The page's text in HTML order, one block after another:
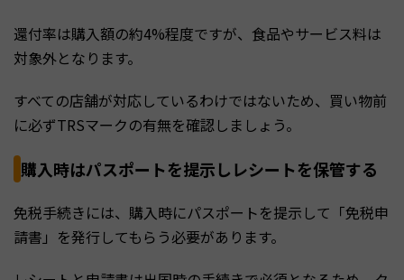
還付率は購入額の約4%程度ですが、食品やサービス料は
対象外となります。
すべての店舗が対応しているわけではないため、買い物前
に必ずTRSマークの有無を確認しましょう。
購入時はパスポートを提示しレシートを保管する
免税手続きには、購入時にパスポートを提示して「免税申
請書」を発行してもらう必要があります。